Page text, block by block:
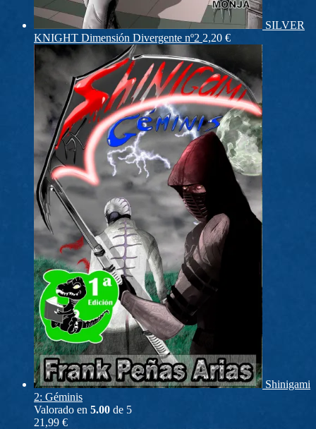
SILVER
KNIGHT Dimensión Divergente nº2 2,20 €
Shinigami
2: Géminis
Valorado en 5.00 de 5
21,99 €